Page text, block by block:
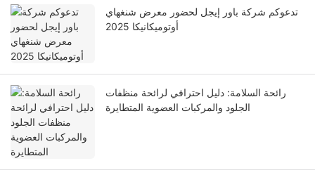
تدعوكم شركة باور إيجل لحضور معرض شنغهاي
أوتوميكانيكا 2025
رائحة السلامة: دليل احترافي لرائحة منظفات
الجلود والمركبات العضوية المتطايرة